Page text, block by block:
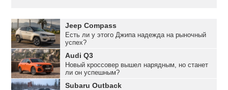
Jeep Compass
Есть ли у этого Джипа надежда на рыночный
успех?
Audi Q3
Новый кроссовер вышел нарядным, но станет
ли он успешным?
Subaru Outback